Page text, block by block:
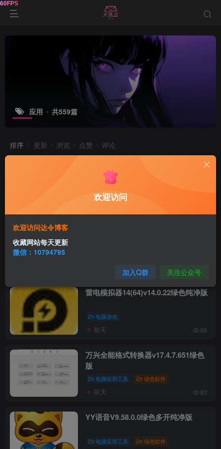
应用 共559篇
排序 更新 浏览 点赞 评论
雷电模拟器9 v9.5.32.0绿色纯净版
电脑游戏
前天
雷电模拟器14(64)v14.0.22绿色纯净版
电脑游戏
前天 66
万兴全能格式转换器v17.4.7.651绿色
版
电脑实用工具 绿色软件
前天 83
YY语音V9.58.0.0绿色多开纯净版
电脑实用工具 绿色软件
欢迎访问
欢迎访问达令博客
收藏网站每天更新
微信：10794795
加入Q群 关注公众号